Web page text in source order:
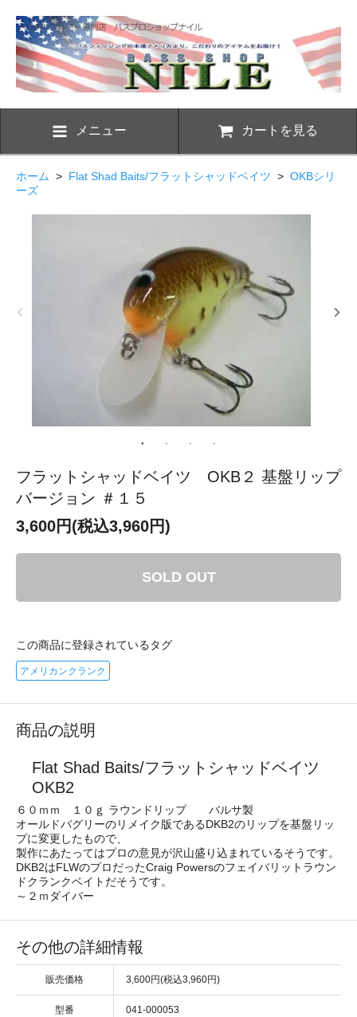
メニュー カートを見る
ホーム > Flat Shad Baits/フラットシャッドベイツ > OKBシリ
ーズ
フラットシャッドベイツ OKB２ 基盤リップ
バージョン ＃１５
3,600円(税込3,960円)
SOLD OUT
この商品に登録されているタグ
アメリカンクランク
商品の説明
Flat Shad Baits/フラットシャッドベイツ
OKB2
６０ｍｍ １０ｇ ラウンドリップ バルサ製
オールドバグリーのリメイク版であるDKB2のリップを基盤リッ
プに変更したもので、
製作にあたってはプロの意見が沢山盛り込まれているそうです。
DKB2はFLWのプロだったCraig Powersのフェイバリットラウン
ドクランクベイトだそうです。
～２ｍダイバー
その他の詳細情報
販売価格 3,600円(税込3,960円)
型番 041-000053